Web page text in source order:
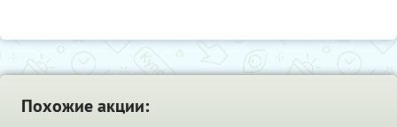
Похожие акции: